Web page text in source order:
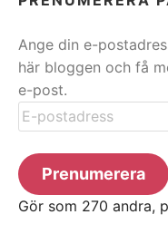
Ange din e-
här bloggen och få
e-post.
E-
postadress
Prenumerera
Gör som 270 andra,